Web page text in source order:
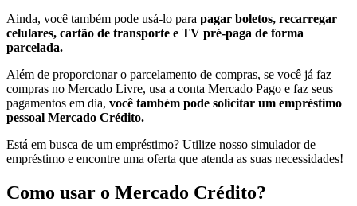
Ainda, você também pode usá-lo para pagar boletos, recarregar
celulares, cartão de transporte e TV pré-paga de forma
parcelada.
Além de proporcionar o parcelamento de compras, se você já faz
compras no Mercado Livre, usa a conta Mercado Pago e faz seus
pagamentos em dia, você também pode solicitar um empréstimo
pessoal Mercado Crédito.
Está em busca de um empréstimo? Utilize nosso simulador de
empréstimo e encontre uma oferta que atenda as suas necessidades!
Como usar o Mercado Crédito?